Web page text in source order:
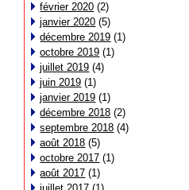
février 2020 (2)
janvier 2020 (5)
décembre 2019 (1)
octobre 2019 (1)
juillet 2019 (4)
juin 2019 (1)
janvier 2019 (1)
décembre 2018 (2)
septembre 2018 (4)
août 2018 (5)
octobre 2017 (1)
août 2017 (1)